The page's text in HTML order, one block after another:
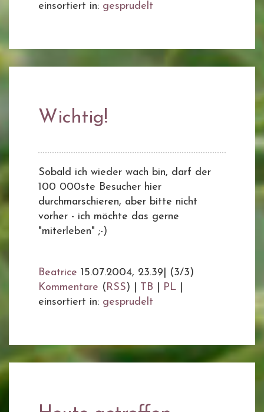
einsortiert in: gesprudelt
Wichtig!
Sobald ich wieder wach bin, darf der
100 000ste Besucher hier
durchmarschieren, aber bitte nicht
vorher - ich möchte das gerne
"miterleben" ;-)
Beatrice 15.07.2004, 23.39
(3/3)
Kommentare (RSS) | TB PL
einsortiert in: gesprudelt